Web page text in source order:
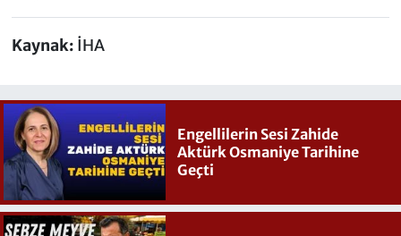
Kaynak: İHA
Engellilerin Sesi Zahide
Aktürk Osmaniye Tarihine
Geçti